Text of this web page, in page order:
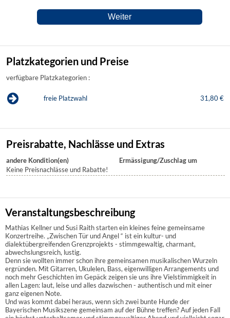
Platzkategorien und Preise
verfügbare Platzkategorien :
freie Platzwahl 31,80 €
Preisrabatte, Nachlässe und Extras
andere Kondition(en)
Ermässigung/Zuschlag um
Keine Preisnachlässe und Rabatte!
Veranstaltungsbeschreibung
Mathias Kellner und Susi Raith starten ein kleines feine gemeinsame
Konzertreihe. „Zwischen Tür und Angel “ ist ein kultur- und
dialektübergreifenden Grenzprojekts - stimmgewaltig, charmant,
abwechslungsreich, lustig.
Denn sie wollten immer schon ihre gemeinsamen musikalischen Wurzeln
ergründen. Mit Gitarren, Ukulelen, Bass, eigenwilligen Arrangements und
noch mehr Geschichten im Gepäck zeigen sie uns ihre Vielstimmigkeit in
allen Lagen: laut, leise und alles dazwischen - authentisch und mit einer
ganz eigenen Note.
Und was kommt dabei heraus, wenn sich zwei bunte Hunde der
Bayerischen Musikszene gemeinsam auf der Bühne treffen? Auf jeden Fall